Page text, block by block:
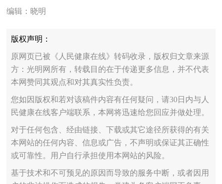
编辑：晓明
版权声明：
原网页已被《人民健康在线》转码收录，版权归文章来源
方：光明网所有，转载目的在于传递更多信息，并不代表
本网赞同其观点和对其真实性负责。
您如因版权和若对该稿件内容有任何疑问，请30日内与人
民健康在线客户端联系，本网将迅速给您回应并做处理。
对于任何包含、经由链接、下载或其它途径所获得的有关
本网站的任何内容、信息或广告，不声明或保证其正确性
或可靠性。用户自行承担使用本网站的风险。
基于技术和不可预见的原因而导致的服务中断，或者因用